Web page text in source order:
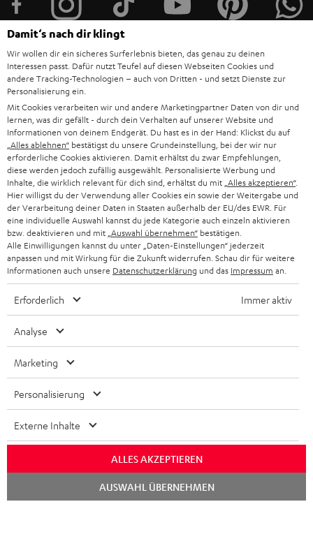
e
r
a
n
m
e
l
d
u
n
g
Kategorien
HEIMKINO
HEIMKINO-KOMPLETTANLAGEN
SOUNDBARS
STEREO
SMART HOME
BLUETOOTH-LAUTSPRECHER
KOPFHÖRER
BLUETOOTH-KOPFHÖRER
STEREOANLAGEN
IN-EAR-KOPFHÖRER
Unternehmen
SUPPORT
KARRIERE
PRESSE & MARKETING
GESCHÄFTSKUNDEN
PARTNERPROGRAMM
BLOG
NEWSLETTER
STORES
DEINE VORTEILE BEI TEUFEL
TEUFEL STORY
Teufel Onlineshops
DEUTSCHLAND
ÖSTERREICH
SCHWEIZ
NIEDERLANDE
FRANKREICH
Technische Änderungen, Tippfehler und Irrtum vorbehalten. Das auf unseren
Fotos abgebildete Zubehör ist nicht im Lieferumfang enthalten. Etwaige
Damit‘s nach dir klingt
Wir wollen dir ein sicheres Surferlebnis bieten, das genau zu deinen
Interessen passt. Dafür nutzt Teufel auf diesen Webseiten Cookies und
andere Tracking-Technologien – auch von Dritten - und setzt Dienste zur
Personalisierung ein.
Mit Cookies verarbeiten wir und andere Marketingpartner Daten von dir und
lernen, was dir gefällt - durch dein Verhalten auf unserer Website und
Informationen von deinem Endgerät. Du hast es in der Hand: Klickst du auf
„Alles ablehnen“ bestätigst du unsere Grundeinstellung, bei der wir nur
erforderliche Cookies aktivieren. Damit erhältst du zwar Empfehlungen,
diese werden jedoch zufällig ausgewählt. Personalisierte Werbung und
Inhalte, die wirklich relevant für dich sind, erhältst du mit „Alles akzeptieren“.
Hier willigst du der Verwendung aller Cookies ein sowie der Weitergabe und
der Verarbeitung deiner Daten in Staaten außerhalb der EU/des EWR. Für
eine individuelle Auswahl kannst du jede Kategorie auch einzeln aktivieren
bzw. deaktivieren und mit „Auswahl übernehmen“ bestätigen.
Alle Einwilligungen kannst du unter „Daten-Einstellungen“ jederzeit
anpassen und mit Wirkung für die Zukunft widerrufen. Schau dir für weitere
Informationen auch unsere Datenschutzerklärung und das Impressum an.
Erforderlich Immer aktiv
Analyse
Marketing
Personalisierung
Externe Inhalte
ALLES AKZEPTIEREN
AUSWAHL ÜBERNEHMEN